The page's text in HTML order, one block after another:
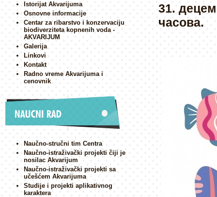
Istorijat Akvarijuma
Osnovne informacije
Centar za ribarstvo i konzervaciju
biodiverziteta kopnenih voda -
AKVARIJUM
Galerija
Linkovi
Kontakt
Radno vreme Akvarijuma i
cenovnik
Naučno-stručni tim Centra
Naučno-istraživački projekti čiji je
nosilac Akvarijum
Naučno-istraživački projekti sa
učešćem Akvarijuma
Studije i projekti aplikativnog
karaktera
31.
часова.